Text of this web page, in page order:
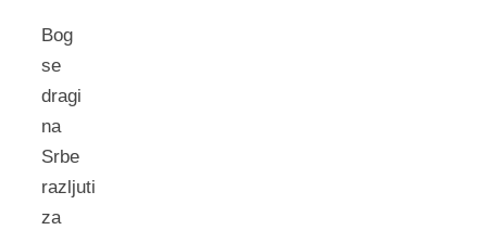
Bog
se
dragi
na
Srbe
razljuti
za